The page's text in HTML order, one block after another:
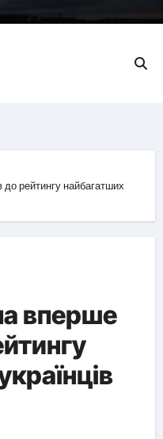
рейтингу найбагатших
вперше